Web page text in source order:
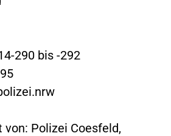
290 bis -292
von: Polizei Coesfeld,